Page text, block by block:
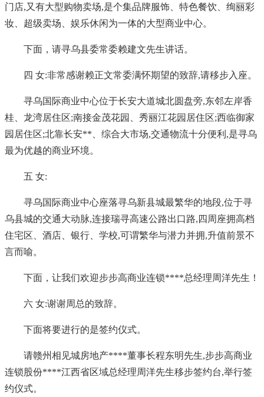
门店,又有大型购物卖场,是个集品牌服饰、特色餐饮、绚丽彩
妆、超级卖场、娱乐休闲为一体的大型商业中心。
下面，请寻乌县委常委赖建文先生讲话。
四 女:非常感谢赖正文常委满怀期望的致辞,请移步入座。
寻乌国际商业中心位于长安大道城北圆盘旁,东邻左岸香
桂、龙湾居住区;南接金茂花园、秀丽江花园居住区;西临御家
园居住区;北靠长安**、综合大市场,交通物流十分便利,是寻乌
最为优越的商业环境。
五 女:
寻乌国际商业中心座落寻乌新县城最繁华的地段,位于寻
乌县城的交通大动脉,连接瑞寻高速公路出口路,四周座拥高档
住宅区、酒店、银行、学校,可谓繁华与潜力并拥,升值前景不
言而喻。
下面，让我们欢迎步步高商业连锁****总经理周洋先生！
六 女:谢谢周总的致辞。
下面将要进行的是签约仪式。
请赣州相见城房地产****董事长程东明先生,步步高商业
连锁股份****江西省区域总经理周洋先生移步签约台,举行签
约仪式。